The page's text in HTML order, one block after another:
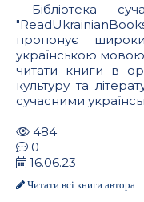
Бібліотека
пропонує
українською
читати книги в
культуру та
сучасними
484
0
16.06.23
Читати всі книги автора: